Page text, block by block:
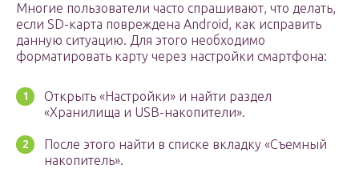
Многие пользователи часто спрашивают, что делать,
если SD-карта повреждена Android, как исправить
данную ситуацию. Для этого необходимо
форматировать карту через настройки смартфона:
Открыть «Настройки» и найти раздел
«Хранилища и USB-накопители».
После этого найти в списке вкладку «Съемный
накопитель».